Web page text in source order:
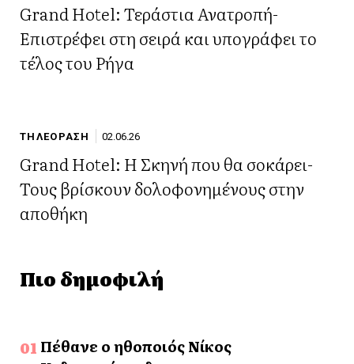
Grand Hotel: Τεράστια Ανατροπή-
Επιστρέφει στη σειρά και υπογράφει το
τέλος του Ρήγα
ΤΗΛΕΟΡΑΣΗ 02.06.26
Grand Hotel: Η Σκηνή που θα σοκάρει-
Τους βρίσκουν δολοφονημένους στην
αποθήκη
Πιο δημοφιλή
Πέθανε ο ηθοποιός Νίκος